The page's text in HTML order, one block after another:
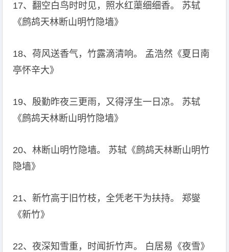
17、翻空白鸟时时见，照水红蕖细细香。 苏轼
《鹧鸪天林断山明竹隐墙》
18、荷风送香气，竹露滴清响。 孟浩然《夏日南
亭怀辛大》
19、殷勤昨夜三更雨，又得浮生一日凉。 苏轼
《鹧鸪天林断山明竹隐墙》
20、林断山明竹隐墙。 苏轼《鹧鸪天林断山明竹
隐墙》
21、新竹高于旧竹枝，全凭老干为扶持。 郑燮
《新竹》
22、夜深知雪重，时闻折竹声。 白居易《夜雪》